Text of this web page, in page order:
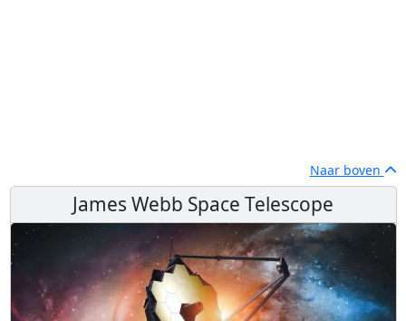
Naar boven
James Webb Space Telescope